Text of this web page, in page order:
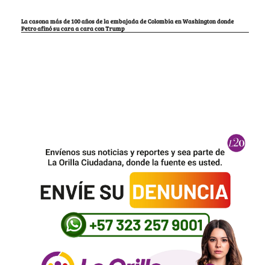
La casona más de 100 años de la embajada de Colombia en Washington donde
Petro afinó su cara a cara con Trump